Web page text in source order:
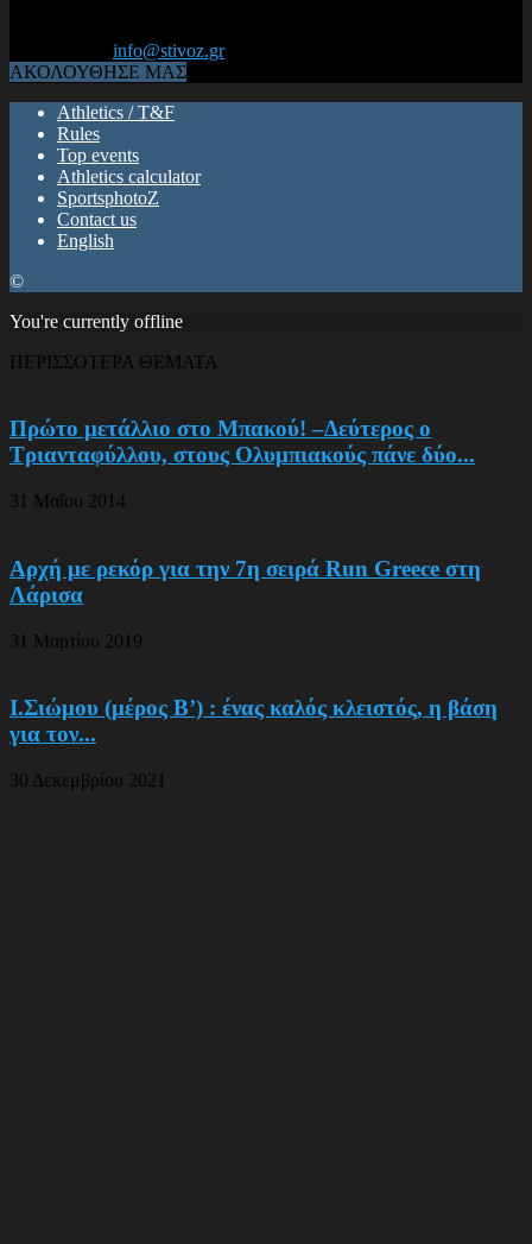
info@stivoz.gr
ΑΚΟΛΟΥΘΗΣΕ ΜΑΣ
Athletics / T&F
Rules
Top events
Athletics calculator
SportsphotoZ
Contact us
English
©
You're currently offline
ΠΕΡΙΣΣΟΤΕΡΑ ΘΕΜΑΤΑ
Πρώτο μετάλλιο στο Μπακού! –Δεύτερος ο
Τριανταφύλλου, στους Ολυμπιακούς πάνε δύο...
31 Μαΐου 2014
Αρχή με ρεκόρ για την 7η σειρά Run Greece στη
Λάρισα
31 Μαρτίου 2019
Ι.Σιώμου (μέρος Β’) : ένας καλός κλειστός, η βάση
για τον...
30 Δεκεμβρίου 2021